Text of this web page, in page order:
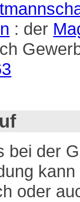
: der
bei der
oder